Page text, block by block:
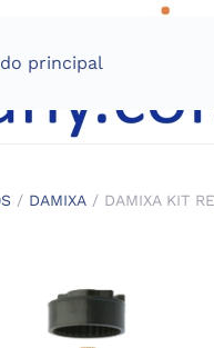
principal
/ DAMIXA / DAMIXA KIT